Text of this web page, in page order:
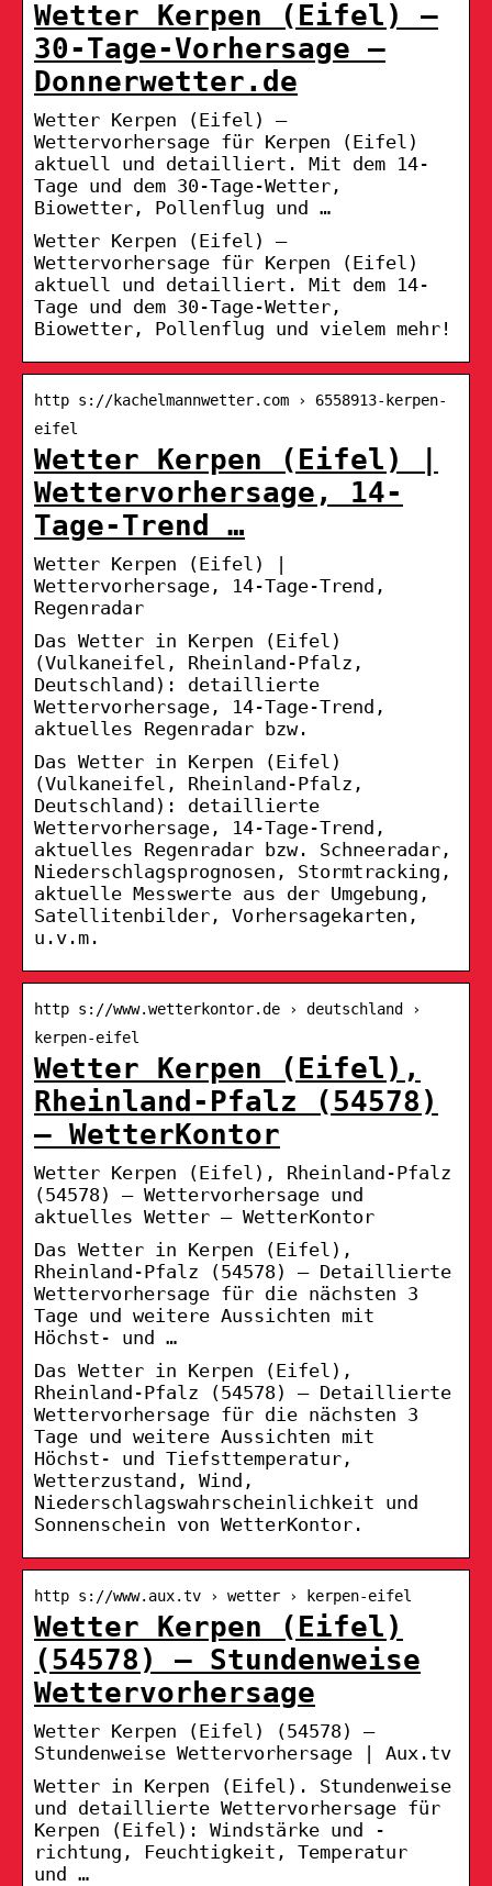
Wetter Kerpen (Eifel) –
30-Tage-Vorhersage –
Donnerwetter.de
Wetter Kerpen (Eifel) –
Wettervorhersage für Kerpen (Eifel)
aktuell und detailliert. Mit dem 14-
Tage und dem 30-Tage-Wetter,
Biowetter, Pollenflug und …
Wetter Kerpen (Eifel) –
Wettervorhersage für Kerpen (Eifel)
aktuell und detailliert. Mit dem 14-
Tage und dem 30-Tage-Wetter,
Biowetter, Pollenflug und vielem mehr!
http s://kachelmannwetter.com › 6558913-kerpen-
eifel
Wetter Kerpen (Eifel) |
Wettervorhersage, 14-
Tage-Trend …
Wetter Kerpen (Eifel) |
Wettervorhersage, 14-Tage-Trend,
Regenradar
Das Wetter in Kerpen (Eifel)
(Vulkaneifel, Rheinland-Pfalz,
Deutschland): detaillierte
Wettervorhersage, 14-Tage-Trend,
aktuelles Regenradar bzw.
Das Wetter in Kerpen (Eifel)
(Vulkaneifel, Rheinland-Pfalz,
Deutschland): detaillierte
Wettervorhersage, 14-Tage-Trend,
aktuelles Regenradar bzw. Schneeradar,
Niederschlagsprognosen, Stormtracking,
aktuelle Messwerte aus der Umgebung,
Satellitenbilder, Vorhersagekarten,
u.v.m.
http s://www.wetterkontor.de › deutschland ›
kerpen-eifel
Wetter Kerpen (Eifel),
Rheinland-Pfalz (54578)
– WetterKontor
Wetter Kerpen (Eifel), Rheinland-Pfalz
(54578) – Wettervorhersage und
aktuelles Wetter – WetterKontor
Das Wetter in Kerpen (Eifel),
Rheinland-Pfalz (54578) – Detaillierte
Wettervorhersage für die nächsten 3
Tage und weitere Aussichten mit
Höchst- und …
Das Wetter in Kerpen (Eifel),
Rheinland-Pfalz (54578) – Detaillierte
Wettervorhersage für die nächsten 3
Tage und weitere Aussichten mit
Höchst- und Tiefsttemperatur,
Wetterzustand, Wind,
Niederschlagswahrscheinlichkeit und
Sonnenschein von WetterKontor.
http s://www.aux.tv › wetter › kerpen-eifel
Wetter Kerpen (Eifel)
(54578) – Stundenweise
Wettervorhersage
Wetter Kerpen (Eifel) (54578) –
Stundenweise Wettervorhersage | Aux.tv
Wetter in Kerpen (Eifel). Stundenweise
und detaillierte Wettervorhersage für
Kerpen (Eifel): Windstärke und -
richtung, Feuchtigkeit, Temperatur
und …